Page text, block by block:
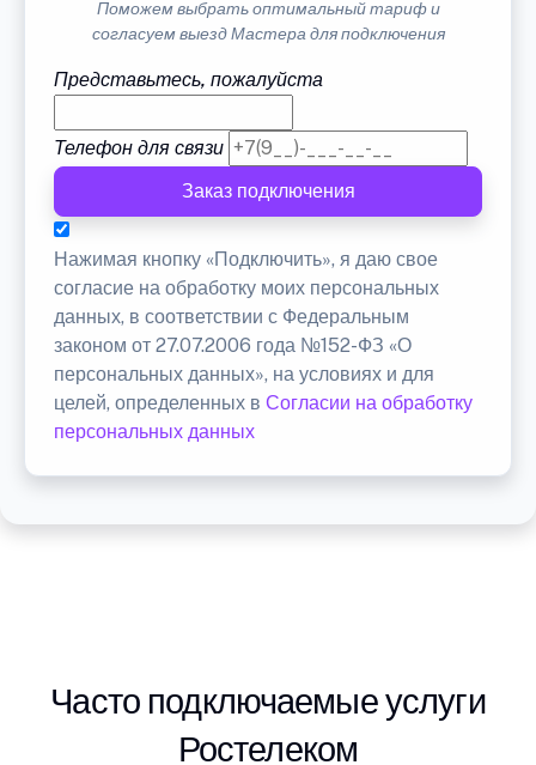
Поможем выбрать оптимальный тариф и
согласуем выезд Мастера для подключения
Представьтесь, пожалуйста
Телефон для связи
Заказ подключения
Нажимая кнопку «Подключить», я даю свое
согласие на обработку моих персональных
данных, в соответствии с Федеральным
законом от 27.07.2006 года №152-ФЗ «О
персональных данных», на условиях и для
целей, определенных в Согласии на обработку
персональных данных
Часто подключаемые услуги
Ростелеком